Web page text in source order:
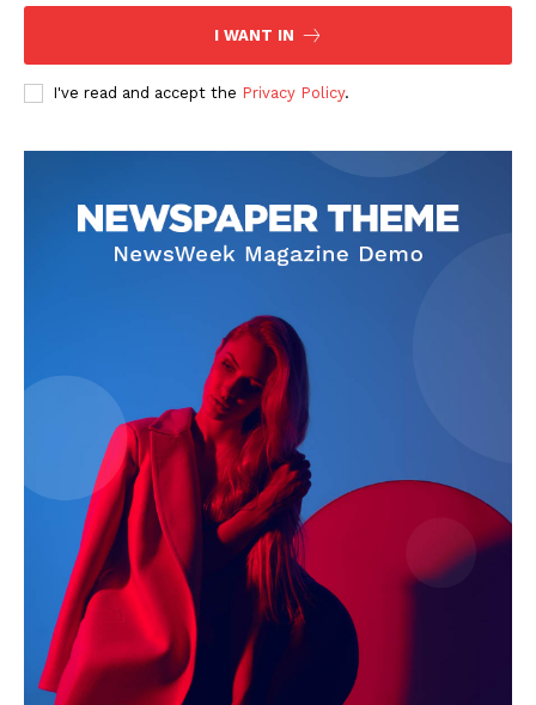
I WANT IN
I've read and accept the Privacy Policy.